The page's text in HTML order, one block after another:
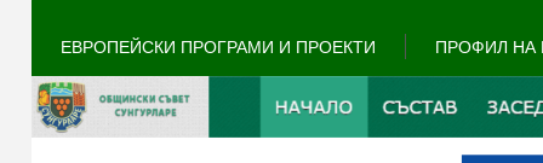
ЕВРОПЕЙСКИ ПРОГРАМИ И ПРОЕКТИ ПРОФИЛ НА